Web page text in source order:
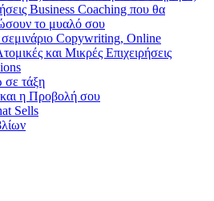
Business Coaching που θα
το μυαλό σου
Copywriting, Online
και Μικρές Επιχειρήσεις
τάξη
η Προβολή σου
Sells